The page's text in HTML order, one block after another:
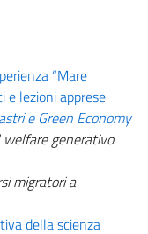
“Mare
e lezioni apprese
e Green Economy
generativo
migratori a
della scienza